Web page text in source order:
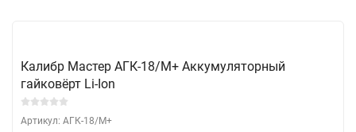
Калибр Мастер АГК-18/М+ Аккумуляторный
гайковёрт Li-Ion
Артикул: АГК-18/М+